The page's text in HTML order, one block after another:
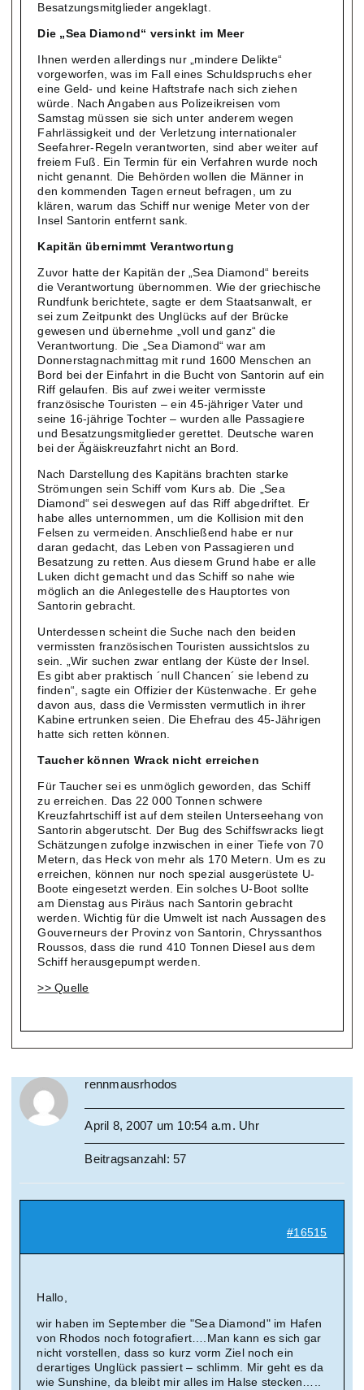
Besatzungsmitglieder angeklagt.
Die „Sea Diamond“ versinkt im Meer
Ihnen werden allerdings nur „mindere Delikte“
vorgeworfen, was im Fall eines Schuldspruchs eher
eine Geld- und keine Haftstrafe nach sich ziehen
würde. Nach Angaben aus Polizeikreisen vom
Samstag müssen sie sich unter anderem wegen
Fahrlässigkeit und der Verletzung internationaler
Seefahrer-Regeln verantworten, sind aber weiter auf
freiem Fuß. Ein Termin für ein Verfahren wurde noch
nicht genannt. Die Behörden wollen die Männer in
den kommenden Tagen erneut befragen, um zu
klären, warum das Schiff nur wenige Meter von der
Insel Santorin entfernt sank.
Kapitän übernimmt Verantwortung
Zuvor hatte der Kapitän der „Sea Diamond“ bereits
die Verantwortung übernommen. Wie der griechische
Rundfunk berichtete, sagte er dem Staatsanwalt, er
sei zum Zeitpunkt des Unglücks auf der Brücke
gewesen und übernehme „voll und ganz“ die
Verantwortung. Die „Sea Diamond“ war am
Donnerstagnachmittag mit rund 1600 Menschen an
Bord bei der Einfahrt in die Bucht von Santorin auf ein
Riff gelaufen. Bis auf zwei weiter vermisste
französische Touristen – ein 45-jähriger Vater und
seine 16-jährige Tochter – wurden alle Passagiere
und Besatzungsmitglieder gerettet. Deutsche waren
bei der Ägäiskreuzfahrt nicht an Bord.
Nach Darstellung des Kapitäns brachten starke
Strömungen sein Schiff vom Kurs ab. Die „Sea
Diamond“ sei deswegen auf das Riff abgedriftet. Er
habe alles unternommen, um die Kollision mit den
Felsen zu vermeiden. Anschließend habe er nur
daran gedacht, das Leben von Passagieren und
Besatzung zu retten. Aus diesem Grund habe er alle
Luken dicht gemacht und das Schiff so nahe wie
möglich an die Anlegestelle des Hauptortes von
Santorin gebracht.
Unterdessen scheint die Suche nach den beiden
vermissten französischen Touristen aussichtslos zu
sein. „Wir suchen zwar entlang der Küste der Insel.
Es gibt aber praktisch ´null Chancen´ sie lebend zu
finden“, sagte ein Offizier der Küstenwache. Er gehe
davon aus, dass die Vermissten vermutlich in ihrer
Kabine ertrunken seien. Die Ehefrau des 45-Jährigen
hatte sich retten können.
Taucher können Wrack nicht erreichen
Für Taucher sei es unmöglich geworden, das Schiff
zu erreichen. Das 22 000 Tonnen schwere
Kreuzfahrtschiff ist auf dem steilen Unterseehang von
Santorin abgerutscht. Der Bug des Schiffswracks liegt
Schätzungen zufolge inzwischen in einer Tiefe von 70
Metern, das Heck von mehr als 170 Metern. Um es zu
erreichen, können nur noch spezial ausgerüstete U-
Boote eingesetzt werden. Ein solches U-Boot sollte
am Dienstag aus Piräus nach Santorin gebracht
werden. Wichtig für die Umwelt ist nach Aussagen des
Gouverneurs der Provinz von Santorin, Chryssanthos
Roussos, dass die rund 410 Tonnen Diesel aus dem
Schiff herausgepumpt werden.
>> Quelle
rennmausrhodos
April 8, 2007 um 10:54 a.m. Uhr
Beitragsanzahl: 57
#16515
Hallo,
wir haben im September die "Sea Diamond" im Hafen
von Rhodos noch fotografiert….Man kann es sich gar
nicht vorstellen, dass so kurz vorm Ziel noch ein
derartiges Unglück passiert – schlimm. Mir geht es da
wie Sunshine, da bleibt mir alles im Halse stecken…..